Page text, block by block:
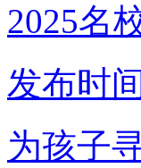
2025名
发布时
为孩子